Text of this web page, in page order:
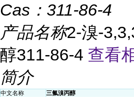
Cas： 311-86-4
产品名称2-溴-
醇311-86-4 查看
简介
中文名称
三氟溴丙醇